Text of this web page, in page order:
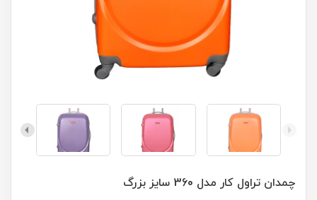
چمدان تراول کار مدل 360 سایز بزرگ